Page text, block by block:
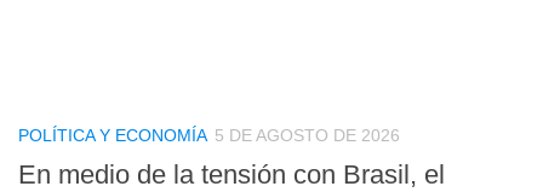
POLÍTICA Y ECONOMÍA 5 DE AGOSTO DE 2026
En medio de la tensión con Brasil, el